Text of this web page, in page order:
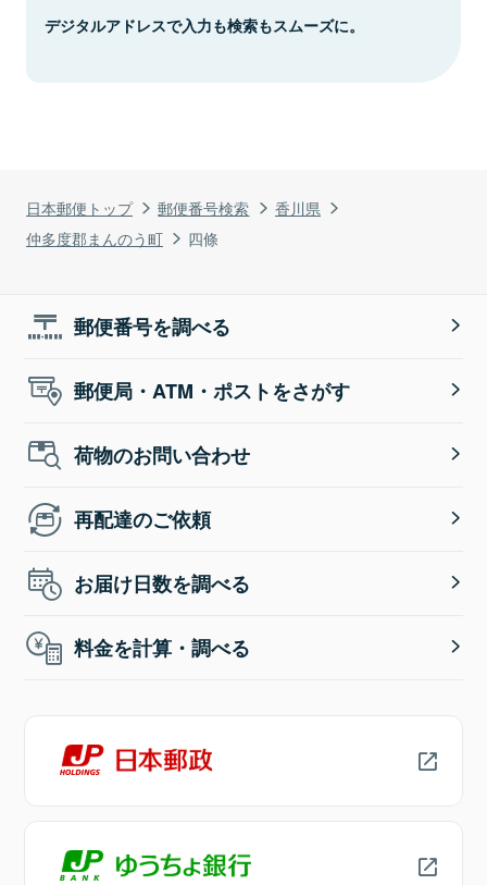
日本郵便トップ 郵便番号検索
香川県
仲多度郡まんのう町
四條
デジタルアドレスで入力も検索もスムーズに。
郵便番号を調べる
郵便局・ATM・ポストをさがす
荷物のお問い合わせ
再配達のご依頼
お届け日数を調べる
料金を計算・調べる